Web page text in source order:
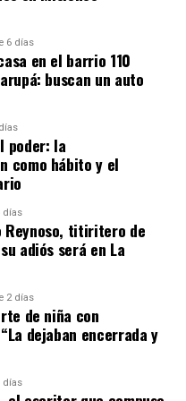
los perfiles
herramienta que le
están en el proceso de
ejes. El primero está
talleres propios
laborales,
el empleo,
para emprendedores,
habilidades aplicables
Excel, diseño,
y fotografía.
6 días
en el barrio 110
buscan un auto
poder: la
como hábito y el
días
Reynoso, titiritero de
adiós será en La
2 días
de niña con
dejaban encerrada y
días